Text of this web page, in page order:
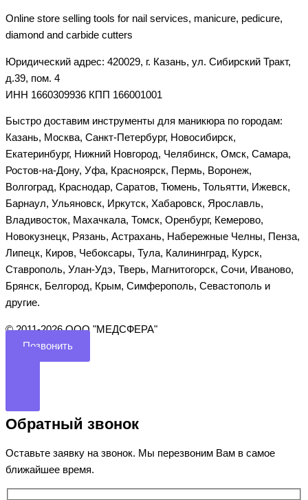
Online store selling tools for nail services, manicure, pedicure,
diamond and carbide cutters
Юридический адрес: 420029, г. Казань, ул. Сибирский Тракт,
д.39, пом. 4
ИНН 1660309936 КПП 166001001
Быстро доставим инструменты для маникюра по городам:
Казань, Москва, Санкт-Петербург, Новосибирск,
Екатеринбург, Нижний Новгород, Челябинск, Омск, Самара,
Ростов-на-Дону, Уфа, Красноярск, Пермь, Воронеж,
Волгоград, Краснодар, Саратов, Тюмень, Тольятти, Ижевск,
Барнаул, Ульяновск, Иркутск, Хабаровск, Ярославль,
Владивосток, Махачкала, Томск, Оренбург, Кемерово,
Новокузнецк, Рязань, Астрахань, Набережные Челны, Пенза,
Липецк, Киров, Чебоксары, Тула, Калининград, Курск,
Ставрополь, Улан-Удэ, Тверь, Магнитогорск, Сочи, Иваново,
Брянск, Белгород, Крым, Симферополь, Севастополь и
другие.
©️ 2011-2026 ООО "МЕДСФЕРА"
Позвонить
Обратный звонок
Оставьте заявку на звонок. Мы перезвоним Вам в самое
ближайшее время.